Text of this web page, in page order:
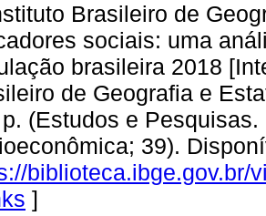
Brasileiro de
sociais: uma
brasileira 2018
de Geografia e
(Estudos e
39).
biblioteca.ibge.gov.br/
]